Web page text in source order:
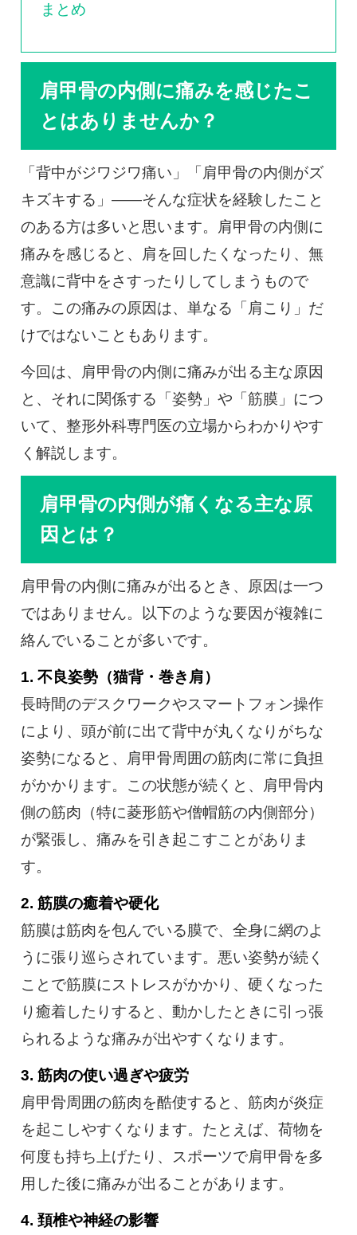
まとめ
肩甲骨の内側に痛みを感じたこ
とはありませんか？
「背中がジワジワ痛い」「肩甲骨の内側がズ
キズキする」——そんな症状を経験したこと
のある方は多いと思います。肩甲骨の内側に
痛みを感じると、肩を回したくなったり、無
意識に背中をさすったりしてしまうもので
す。この痛みの原因は、単なる「肩こり」だ
けではないこともあります。
今回は、肩甲骨の内側に痛みが出る主な原因
と、それに関係する「姿勢」や「筋膜」につ
いて、整形外科専門医の立場からわかりやす
く解説します。
肩甲骨の内側が痛くなる主な原
因とは？
肩甲骨の内側に痛みが出るとき、原因は一つ
ではありません。以下のような要因が複雑に
絡んでいることが多いです。
1. 不良姿勢（猫背・巻き肩）
長時間のデスクワークやスマートフォン操作
により、頭が前に出て背中が丸くなりがちな
姿勢になると、肩甲骨周囲の筋肉に常に負担
がかかります。この状態が続くと、肩甲骨内
側の筋肉（特に菱形筋や僧帽筋の内側部分）
が緊張し、痛みを引き起こすことがありま
す。
2. 筋膜の癒着や硬化
筋膜は筋肉を包んでいる膜で、全身に網のよ
うに張り巡らされています。悪い姿勢が続く
ことで筋膜にストレスがかかり、硬くなった
り癒着したりすると、動かしたときに引っ張
られるような痛みが出やすくなります。
3. 筋肉の使い過ぎや疲労
肩甲骨周囲の筋肉を酷使すると、筋肉が炎症
を起こしやすくなります。たとえば、荷物を
何度も持ち上げたり、スポーツで肩甲骨を多
用した後に痛みが出ることがあります。
4. 頚椎や神経の影響